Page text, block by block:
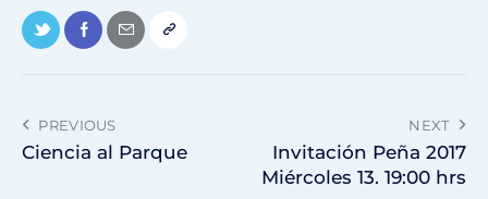
PREVIOUS
Ciencia al Parque
NEXT
Invitación Peña 2017
Miércoles 13. 19:00 hrs